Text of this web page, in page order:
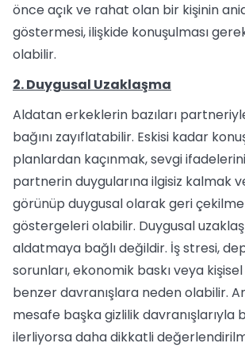
önce açık ve rahat olan bir kişinin
göstermesi, ilişkide konuşulması
olabilir.
2. Duygusal Uzaklaşma
Aldatan erkeklerin bazıları
bağını zayıflatabilir. Eskisi kadar
planlardan kaçınmak, sevgi
partnerin duygularına ilgisiz kalmak
görünüp duygusal olarak geri
göstergeleri olabilir. Duygusal
aldatmaya bağlı değildir. İş stresi,
sorunları, ekonomik baskı veya
benzer davranışlara neden olabilir.
mesafe başka gizlilik davranışlarıyla
ilerliyorsa daha dikkatli